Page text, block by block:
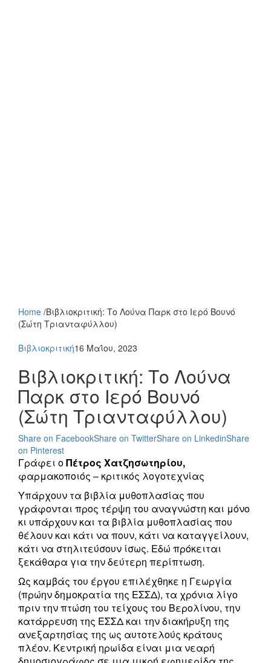
Home /Βιβλιοκριτική: Το Λούνα Παρκ στο Ιερό Βουνό
(Σώτη Τριανταφύλλου)
Βιβλιοκριτική16 Μαΐου, 2023
Βιβλιοκριτική: Το Λούνα
Παρκ στο Ιερό Βουνό
(Σώτη Τριανταφύλλου)
Share on FacebookShare on TwitterShare on LinkedinShare
on Pinterest
Γράφει οΠέτρος Χατζησωτηρίου,
φαρμακοποιός – κριτικός λογοτεχνίας
Υπάρχουν τα βιβλία μυθοπλασίας που
γράφονται προς τέρψη του αναγνώστη και μόνο
κι υπάρχουν και τα βιβλία μυθοπλασίας που
θέλουν και κάτι να πουν, κάτι να καταγγείλουν,
κάτι να στηλιτεύσουν ίσως. Εδώ πρόκειται
ξεκάθαρα για την δεύτερη περίπτωση.
Ως καμβάς του έργου επιλέχθηκε η Γεωργία
(πρώην δημοκρατία της ΕΣΣΔ), τα χρόνια λίγο
πριν την πτώση του τείχους του Βερολίνου, την
κατάρρευση της ΕΣΣΔ και την διακήρυξη της
ανεξαρτησίας της ως αυτοτελούς κράτους
πλέον. Κεντρική ηρωίδα είναι μια νεαρή